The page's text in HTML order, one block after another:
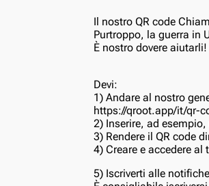
Il nostro QR code
Purtroppo, la guerra in
È nostro dovere aiutarli!
Devi:
1) Andare al nostro
https://qroot.app/it/qr-
2) Inserire, ad
3) Rendere il QR code
4) Creare e accedere
5) Iscriverti alle